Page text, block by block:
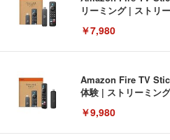
リーミング | ストリ
￥7,980
Amazon Fire TV
体験 | ストリーミン
￥9,980